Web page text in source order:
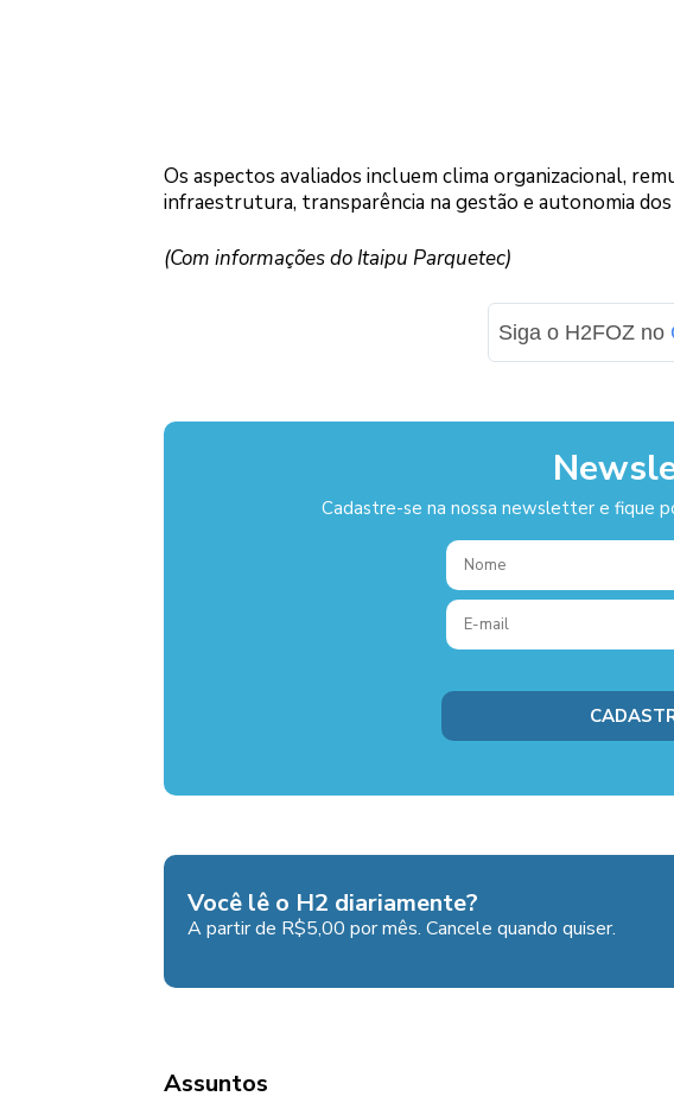
Os aspectos avaliados incluem clima organizacional,
infraestrutura, transparência na gestão e autonomia
(Com informações do Itaipu Parquetec)
Siga o H2FOZ no
Cadastre-se na nossa newsletter e fique
Você lê o H2 diariamente?
A partir de R$5,00 por mês. Cancele quando quiser.
Assuntos